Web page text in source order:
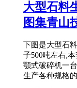
大型石料
图集青山
下图是大型石
子500吨左右,
颚式破碎机一
生产各种规格